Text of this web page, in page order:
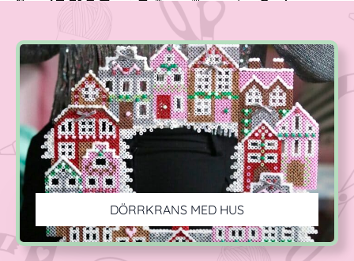
DÖRRKRANS MED HUS